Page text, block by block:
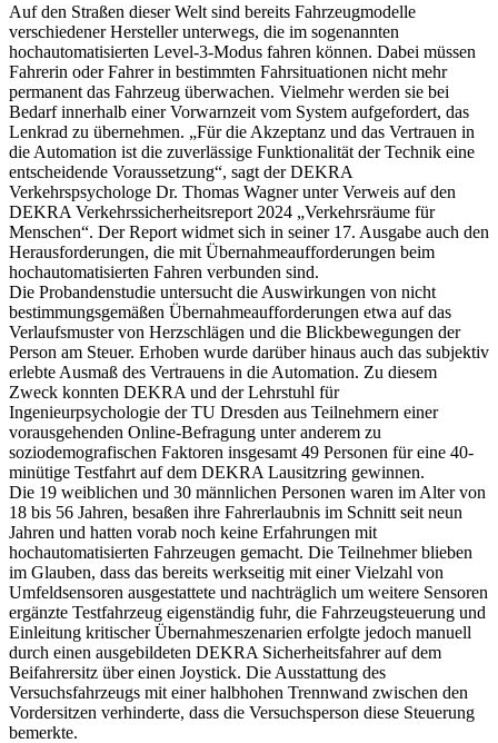
Auf den Straßen dieser Welt sind bereits Fahrzeugmodelle
verschiedener Hersteller unterwegs, die im sogenannten
hochautomatisierten Level-3-Modus fahren können. Dabei müssen
Fahrerin oder Fahrer in bestimmten Fahrsituationen nicht mehr
permanent das Fahrzeug überwachen. Vielmehr werden sie bei
Bedarf innerhalb einer Vorwarnzeit vom System aufgefordert, das
Lenkrad zu übernehmen. „Für die Akzeptanz und das Vertrauen in
die Automation ist die zuverlässige Funktionalität der Technik eine
entscheidende Voraussetzung“, sagt der DEKRA
Verkehrspsychologe Dr. Thomas Wagner unter Verweis auf den
DEKRA Verkehrssicherheitsreport 2024 „Verkehrsräume für
Menschen“. Der Report widmet sich in seiner 17. Ausgabe auch den
Herausforderungen, die mit Übernahmeaufforderungen beim
hochautomatisierten Fahren verbunden sind.
Die Probandenstudie untersucht die Auswirkungen von nicht
bestimmungsgemäßen Übernahmeaufforderungen etwa auf das
Verlaufsmuster von Herzschlägen und die Blickbewegungen der
Person am Steuer. Erhoben wurde darüber hinaus auch das subjektiv
erlebte Ausmaß des Vertrauens in die Automation. Zu diesem
Zweck konnten DEKRA und der Lehrstuhl für
Ingenieurpsychologie der TU Dresden aus Teilnehmern einer
vorausgehenden Online-Befragung unter anderem zu
soziodemografischen Faktoren insgesamt 49 Personen für eine 40-
minütige Testfahrt auf dem DEKRA Lausitzring gewinnen.
Die 19 weiblichen und 30 männlichen Personen waren im Alter von
18 bis 56 Jahren, besaßen ihre Fahrerlaubnis im Schnitt seit neun
Jahren und hatten vorab noch keine Erfahrungen mit
hochautomatisierten Fahrzeugen gemacht. Die Teilnehmer blieben
im Glauben, dass das bereits werkseitig mit einer Vielzahl von
Umfeldsensoren ausgestattete und nachträglich um weitere Sensoren
ergänzte Testfahrzeug eigenständig fuhr, die Fahrzeugsteuerung und
Einleitung kritischer Übernahmeszenarien erfolgte jedoch manuell
durch einen ausgebildeten DEKRA Sicherheitsfahrer auf dem
Beifahrersitz über einen Joystick. Die Ausstattung des
Versuchsfahrzeugs mit einer halbhohen Trennwand zwischen den
Vordersitzen verhinderte, dass die Versuchsperson diese Steuerung
bemerkte.